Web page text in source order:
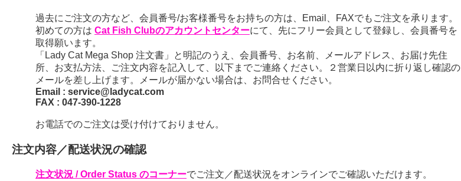
過去にご注文の方など、会員番号/お客様番号をお持ちの方は、Email、FAXでもご注文を承ります。
初めての方は Cat Fish Clubのアカウントセンターにて、先にフリー会員として登録し、会員番号を
取得願います。
「Lady Cat Mega Shop 注文書」と明記のうえ、会員番号、お名前、メールアドレス、お届け先住
所、お支払方法、ご注文内容を記入して、以下までご連絡ください。２営業日以内に折り返し確認の
メールを差し上げます。メールが届かない場合は、お問合せください。
Email : service@ladycat.com
FAX : 047-390-1228
お電話でのご注文は受け付けておりません。
注文内容／配送状況の確認
注文状況 / Order Status のコーナーでご注文／配送状況をオンラインでご確認いただけます。